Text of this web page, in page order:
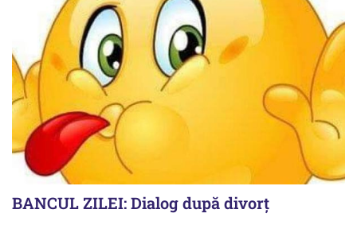
BANCUL ZILEI: Dialog după divorț